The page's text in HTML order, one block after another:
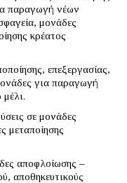
παραγωγή νέων
μονάδες
κρέατος
επεξεργασίας,
για παραγωγή
σε μονάδες
μεταποίησης
αποφλοίωσης –
αποθηκευτικούς